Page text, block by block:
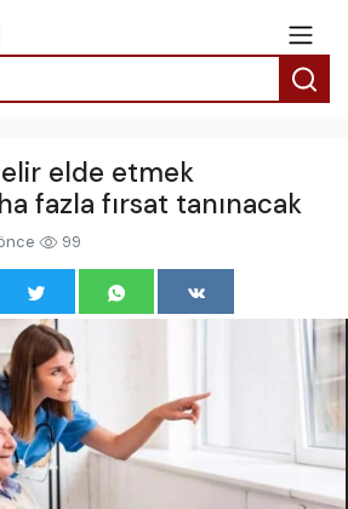
elde etmek
fazla fırsat tanınacak
99